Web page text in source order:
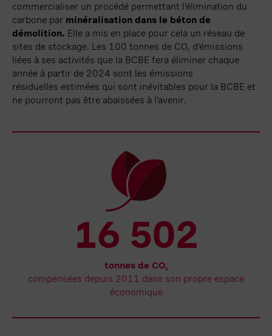
commercialiser un procédé permettant l’élimination du
carbone par minéralisation dans le béton de
démolition. Elle a mis en place pour cela un réseau de
sites de stockage. Les 100 tonnes de CO2
d’émissions
liées à ses activités que la BCBE fera éliminer chaque
année à partir de 2024 sont les émissions
résiduelles estimées qui sont inévitables pour la BCBE et
ne pourront pas être abaissées à l’avenir.
16 502
tonnes de CO2
compensées depuis 2011 dans son propre espace
économique